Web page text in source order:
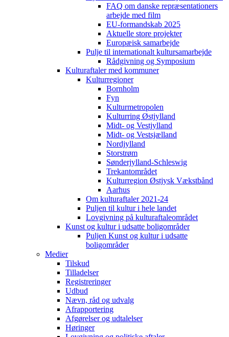
FAQ om danske repræsentationers
arbejde med film
EU-formandskab 2025
Aktuelle store projekter
Europæisk samarbejde
Pulje til internationalt kultursamarbejde
Rådgivning og Symposium
Kulturaftaler med kommuner
Kulturregioner
Bornholm
Fyn
Kulturmetropolen
Kulturring Østjylland
Midt- og Vestjylland
Midt- og Vestsjælland
Nordjylland
Storstrøm
Sønderjylland-Schleswig
Trekantområdet
Kulturregion Østjysk Vækstbånd
Aarhus
Om kulturaftaler 2021-24
Puljen til kultur i hele landet
Lovgivning på kulturaftaleområdet
Kunst og kultur i udsatte boligområder
Puljen Kunst og kultur i udsatte
boligområder
Medier
Tilskud
Tilladelser
Registreringer
Udbud
Nævn, råd og udvalg
Afrapportering
Afgørelser og udtalelser
Høringer